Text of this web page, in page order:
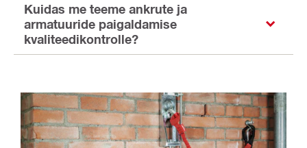
Kuidas me teeme ankrute ja
armatuuride paigaldamise
kvaliteedikontrolle?